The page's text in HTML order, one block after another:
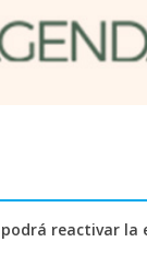
podrá reactivar la